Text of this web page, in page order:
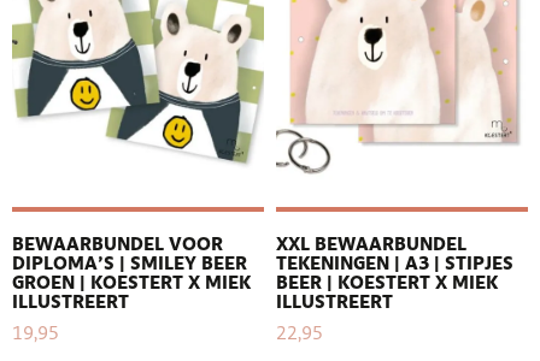
BEWAARBUNDEL VOOR
DIPLOMA’S | SMILEY BEER
GROEN | KOESTERT X MIEK
ILLUSTREERT
19,95
XXL BEWAARBUNDEL
TEKENINGEN | A3 | STIPJES
BEER | KOESTERT X MIEK
ILLUSTREERT
22,95